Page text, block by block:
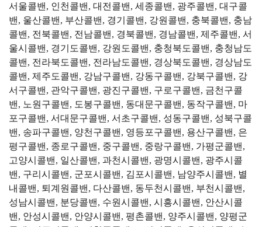
서울콜밴, 인천콜밴, 대전콜밴, 세종콜밴, 광주콜밴, 대구콜
밴, 울산콜밴, 부산콜밴, 경기콜밴, 강원콜밴, 충북콜밴, 충남
콜밴, 전북콜밴, 전남콜밴, 경북콜밴, 경남콜밴, 제주콜밴, 서
울시콜밴, 경기도콜밴, 강원도콜밴, 충청북도콜밴, 충청남도
콜밴, 전라북도콜밴, 전라남도콜밴, 경상북도콜밴, 경상남도
콜밴, 제주도콜밴, 강남구콜밴, 강동구콜밴, 강북구콜밴, 강
서구콜밴, 관악구콜밴, 광진구콜밴, 구로구콜밴, 금천구콜
밴, 노원구콜밴, 도봉구콜밴, 동대문구콜밴, 동작구콜밴, 마
포구콜밴, 서대문구콜밴, 서초구콜밴, 성동구콜밴, 성북구콜
밴, 송파구콜밴, 양천구콜밴, 영등포구콜밴, 용산구콜밴, 은
평구콜밴, 종로구콜밴, 중구콜밴, 중랑구콜밴, 가평군콜밴,
고양시콜밴, 일산콜밴, 과천시콜밴, 광명시콜밴, 광주시콜
밴, 구리시콜밴, 군포시콜밴, 김포시콜밴, 남양주시콜밴, 별
내콜밴, 퇴계원콜밴, 다산콜밴, 동두천시콜밴, 부천시콜밴,
성남시콜밴, 분당콜밴, 수원시콜밴, 시흥시콜밴, 안산시콜
밴, 안성시콜밴, 안양시콜밴, 평촌콜밴, 양주시콜밴, 양평군